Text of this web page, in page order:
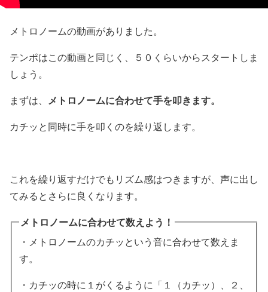
メトロノームの動画がありました。
テンポはこの動画と同じく、５０くらいからスタートしま
しょう。
まずは、 メトロノームに合わせて手を叩きます。
カチッと同時に手を叩くのを繰り返します。
これを繰り返すだけでもリズム感はつきますが、声に出し
てみるとさらに良くなります。
メトロノームに合わせて数えよう！
・メトロノームのカチッという音に合わせて数えま
す。
・カチッの時に１がくるように「１（カチッ）、２、